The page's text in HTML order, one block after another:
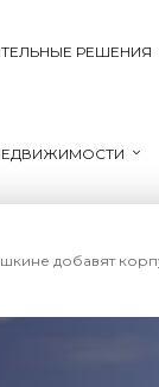
РЕШЕНИЯ
добавят